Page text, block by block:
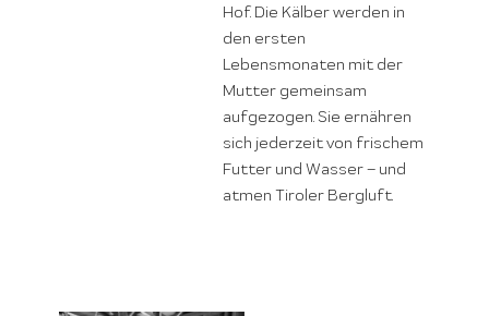
Hof. Die Kälber werden in
den ersten
Lebensmonaten mit der
Mutter gemeinsam
aufgezogen. Sie ernähren
sich jederzeit von frischem
Futter und Wasser – und
atmen Tiroler Bergluft.